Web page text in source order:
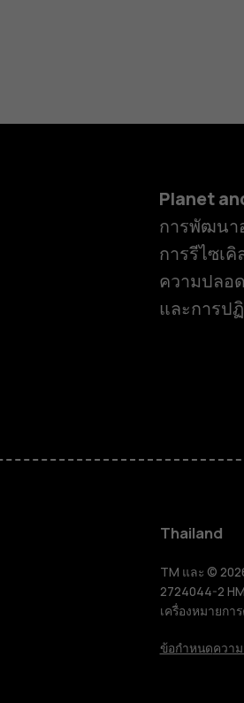
สมาร์ท
ฟีเจอร์โ
อุปกร
แท็บเล็ต
Planet
การพัฒนา
การรีไซเ
ความปลอ
และการป
Thailand
TM และ ©
2724044-2
เครื่องหมายกา
ข้อกำหนดควา